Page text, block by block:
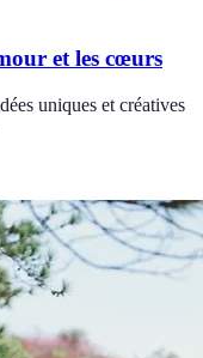
et les cœurs
uniques et créatives